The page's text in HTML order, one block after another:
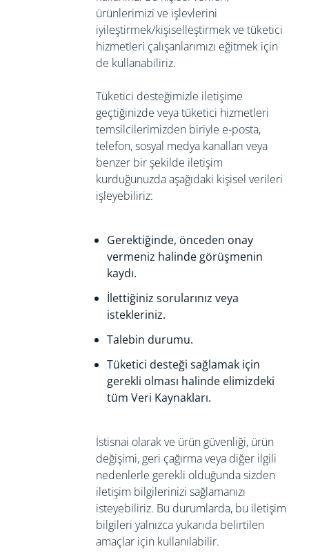
ürünlerimizi ve işlevlerini
iyileştirmek/kişiselleştirmek ve tüketici
hizmetleri çalışanlarımızı eğitmek için
de kullanabiliriz.
Tüketici desteğimizle iletişime
geçtiğinizde veya tüketici hizmetleri
temsilcilerimizden biriyle e-posta,
telefon, sosyal medya kanalları veya
benzer bir şekilde iletişim
kurduğunuzda aşağıdaki kişisel verileri
işleyebiliriz:
Gerektiğinde, önceden onay
vermeniz halinde görüşmenin
kaydı.
İlettiğiniz sorularınız veya
istekleriniz.
Talebin durumu.
Tüketici desteği sağlamak için
gerekli olması halinde elimizdeki
tüm Veri Kaynakları.
İstisnai olarak ve ürün güvenliği, ürün
değişimi, geri çağırma veya diğer ilgili
nedenlerle gerekli olduğunda sizden
iletişim bilgilerinizi sağlamanızı
isteyebiliriz. Bu durumlarda, bu iletişim
bilgileri yalnızca yukarıda belirtilen
amaçlar için kullanılabilir.